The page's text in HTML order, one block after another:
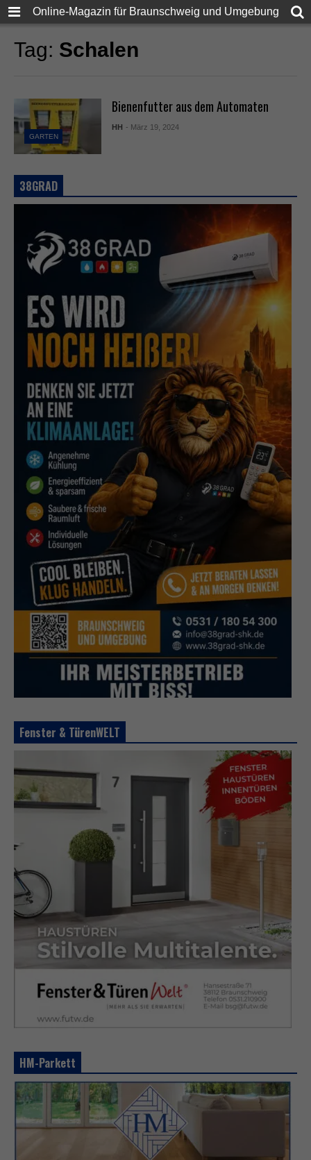
Online-Magazin für Braunschweig und Umgebung
Tag: Schalen
GARTEN
Bienenfutter aus dem Automaten
HH - März 19, 2024
38GRAD
Fenster & TürenWELT
HM-Parkett